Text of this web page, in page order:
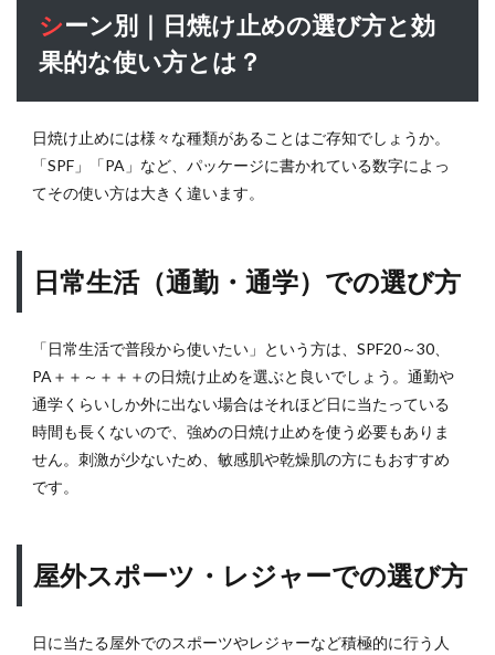
でも
紫外
線対
策は
なの
か？
10
日焼
け止
必要
な理
由と
は？
11
紫外
線の
理解
知識
シーン別｜日焼け止めの選び方と効
果的な使い方とは？
日焼け止めには様々な種類があることはご存知でしょうか。
「SPF」「PA」など、パッケージに書かれている数字によっ
てその使い方は大きく違います。
日常生活（通勤・通学）での選び方
「日常生活で普段から使いたい」という方は、SPF20～30、
PA＋＋～＋＋＋の日焼け止めを選ぶと良いでしょう。通勤や
通学くらいしか外に出ない場合はそれほど日に当たっている
時間も長くないので、強めの日焼け止めを使う必要もありま
せん。刺激が少ないため、敏感肌や乾燥肌の方にもおすすめ
です。
屋外スポーツ・レジャーでの選び方
日に当たる屋外でのスポーツやレジャーなど積極的に行う人